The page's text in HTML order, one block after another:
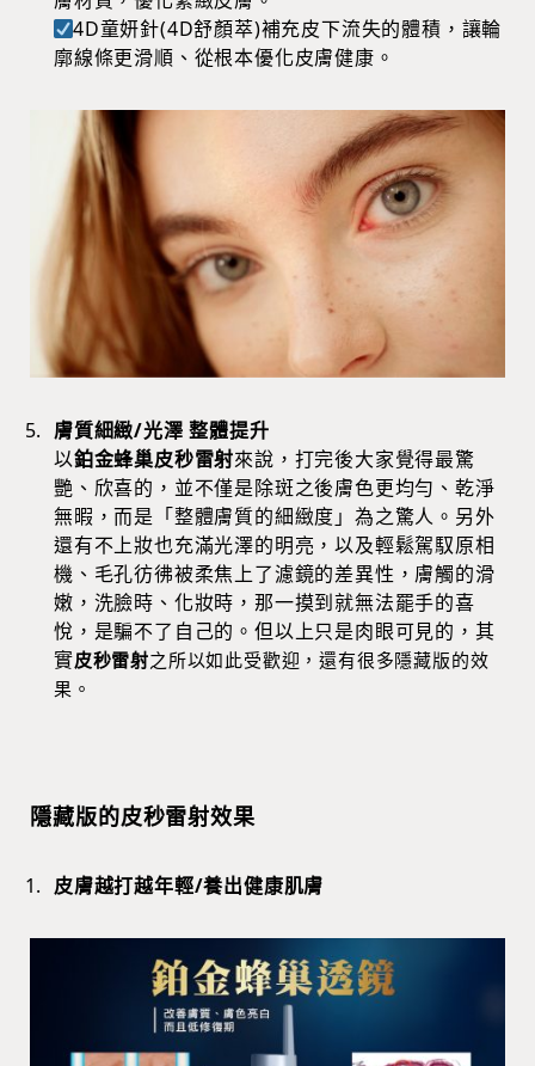
4D童妍針(4D舒顏萃)補充皮下流失的體積，讓輪
廓線條更滑順、從根本優化皮膚健康。
膚質細緻/光澤 整體提升
以鉑金蜂巢皮秒雷射來說，打完後大家覺得最驚
艷、欣喜的，並不僅是除斑之後膚色更均勻、乾淨
無暇，而是「整體膚質的細緻度」為之驚人。另外
還有不上妝也充滿光澤的明亮，以及輕鬆駕馭原相
機、毛孔彷彿被柔焦上了濾鏡的差異性，膚觸的滑
嫩，洗臉時、化妝時，那一摸到就無法罷手的喜
悅，是騙不了自己的。但以上只是肉眼可見的，其
實皮秒雷射之所以如此受歡迎，還有很多隱藏版的效
果。
隱藏版的皮秒雷射效果
皮膚越打越年輕/養出健康肌膚